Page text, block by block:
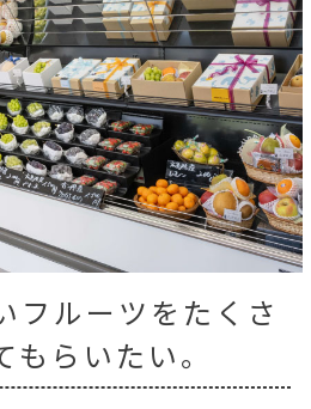
フルーツをたくさ
らいたい。